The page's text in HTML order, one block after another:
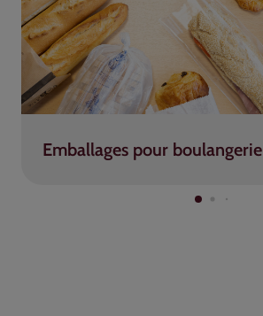
Emballages pour boulangerie